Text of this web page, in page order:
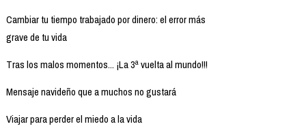
Cambiar tu tiempo trabajado por dinero: el error más
grave de tu vida
Tras los malos momentos... ¡La 3ª vuelta al mundo!!!
Mensaje navideño que a muchos no gustará
Viajar para perder el miedo a la vida